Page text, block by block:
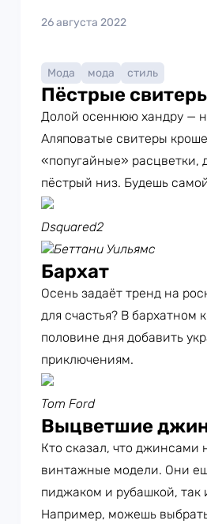
26 августа 2022
Мода мода стиль
Пёстрые
Долой осеннюю хандру —
Аляповатые свитеры
«попугайные» расцветки,
пёстрый низ. Будешь
Dsquared2
Беттани Уильямс
Бархат
Осень задаёт тренд на
для счастья? В бархатном
половине дня добавить
приключениям.
Tom Ford
Выцветшие
Кто сказал, что джинсами
винтажные модели. Они
пиджаком и рубашкой,
Например, можешь